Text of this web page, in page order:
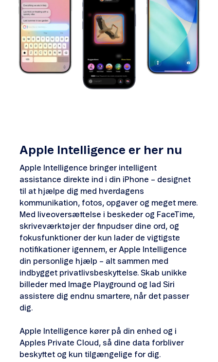
Apple Intelligence er her nu
Apple Intelligence bringer intelligent
assistance direkte ind i din iPhone – designet
til at hjælpe dig med hverdagens
kommunikation, fotos, opgaver og meget mere.
Med liveoversættelse i beskeder og FaceTime,
skriveværktøjer der finpudser dine ord, og
fokusfunktioner der kun lader de vigtigste
notifikationer igennem, er Apple Intelligence
din personlige hjælp – alt sammen med
indbygget privatlivsbeskyttelse. Skab unikke
billeder med Image Playground og lad Siri
assistere dig endnu smartere, når det passer
dig.
Apple Intelligence kører på din enhed og i
Apples Private Cloud, så dine data forbliver
beskyttet og kun tilgængelige for dig.